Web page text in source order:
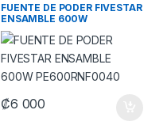
FUENTE DE PODER FIVESTAR
ENSAMBLE 600W
PE600RNF0040
₡6 000